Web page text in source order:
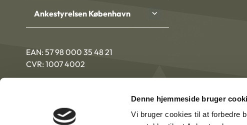
Denne hjemmeside bruger
Vi bruger cookies til at forbedre
Ankestyrelsen København
EAN: 57 98 000 35 48 21
CVR: 1007 4002